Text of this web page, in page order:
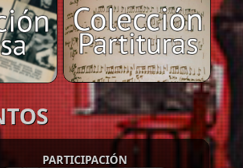
PARTICIPACIÓN